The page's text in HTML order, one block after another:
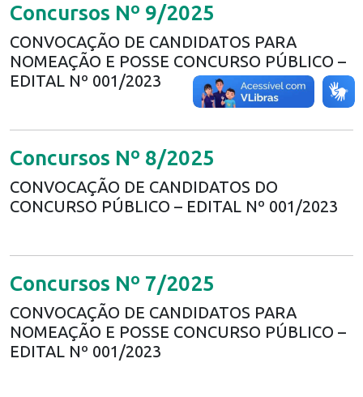
Concursos Nº 9/2025
CONVOCAÇÃO DE CANDIDATOS PARA
NOMEAÇÃO E POSSE CONCURSO PÚBLICO –
EDITAL Nº 001/2023
Concursos Nº 8/2025
CONVOCAÇÃO DE CANDIDATOS DO
CONCURSO PÚBLICO – EDITAL Nº 001/2023
Concursos Nº 7/2025
CONVOCAÇÃO DE CANDIDATOS PARA
NOMEAÇÃO E POSSE CONCURSO PÚBLICO –
EDITAL Nº 001/2023